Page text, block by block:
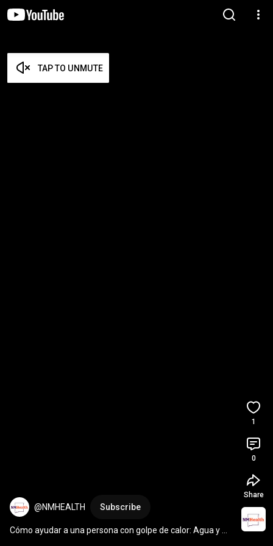
TAP TO UNMUTE
@NMHEALTH Subscribe
Cómo ayudar a una persona con golpe de calor: Agua y
1
0
Share